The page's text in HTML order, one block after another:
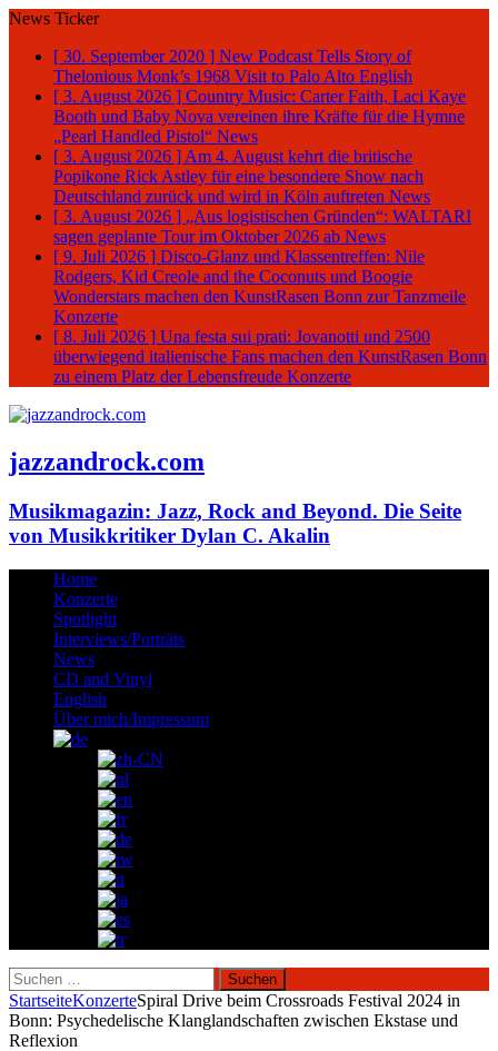
News Ticker
[ 30. September 2020 ] New Podcast Tells Story of
Thelonious Monk’s 1968 Visit to Palo Alto English
[ 3. August 2026 ] Country Music: Carter Faith, Laci Kaye
Booth und Baby Nova vereinen ihre Kräfte für die Hymne
„Pearl Handled Pistol“ News
[ 3. August 2026 ] Am 4. August kehrt die britische
Popikone Rick Astley für eine besondere Show nach
Deutschland zurück und wird in Köln auftreten News
[ 3. August 2026 ] „Aus logistischen Gründen“: WALTARI
sagen geplante Tour im Oktober 2026 ab News
[ 9. Juli 2026 ] Disco-Glanz und Klassentreffen: Nile
Rodgers, Kid Creole and the Coconuts und Boogie
Wonderstars machen den KunstRasen Bonn zur Tanzmeile
Konzerte
[ 8. Juli 2026 ] Una festa sui prati: Jovanotti und 2500
überwiegend italienische Fans machen den KunstRasen Bonn
zu einem Platz der Lebensfreude Konzerte
jazzandrock.com
Musikmagazin: Jazz, Rock and Beyond. Die Seite
von Musikkritiker Dylan C. Akalin
Home
Konzerte
Spotlight
Interviews/Porträts
News
CD and Vinyl
English
Über mich/Impressum
Suchen
nach:
StartseiteKonzerteSpiral Drive beim Crossroads Festival 2024 in
Bonn: Psychedelische Klanglandschaften zwischen Ekstase und
Reflexion